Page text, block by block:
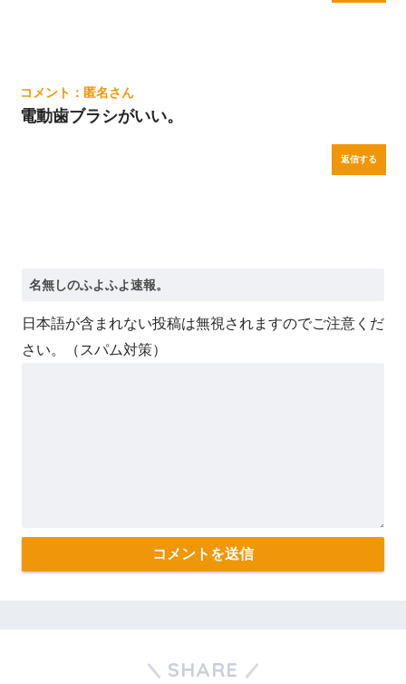
匿名
電動歯ブラシがいい。
返信する
日本語が含まれない投稿は無視されますのでご注意くだ
さい。（スパム対策）
SHARE